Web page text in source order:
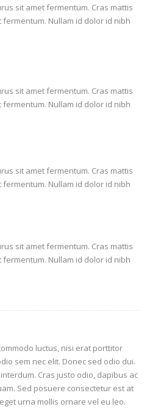
sit amet fermentum. Cras mattis
Nullam id dolor id nibh
sit amet fermentum. Cras mattis
Nullam id dolor id nibh
sit amet fermentum. Cras mattis
Nullam id dolor id nibh
sit amet fermentum. Cras mattis
Nullam id dolor id nibh
luctus, nisi erat porttitor
sem nec elit. Donec sed odio dui.
Cras justo odio, dapibus ac
Sed posuere consectetur est at
urna mollis ornare vel eu leo.